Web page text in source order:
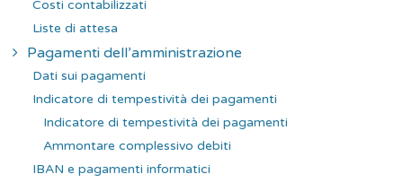
Costi contabilizzati
Liste di attesa
Pagamenti dell’amministrazione
Dati sui pagamenti
Indicatore di tempestività dei pagamenti
Indicatore di tempestività dei pagamenti
Ammontare complessivo debiti
IBAN e pagamenti informatici